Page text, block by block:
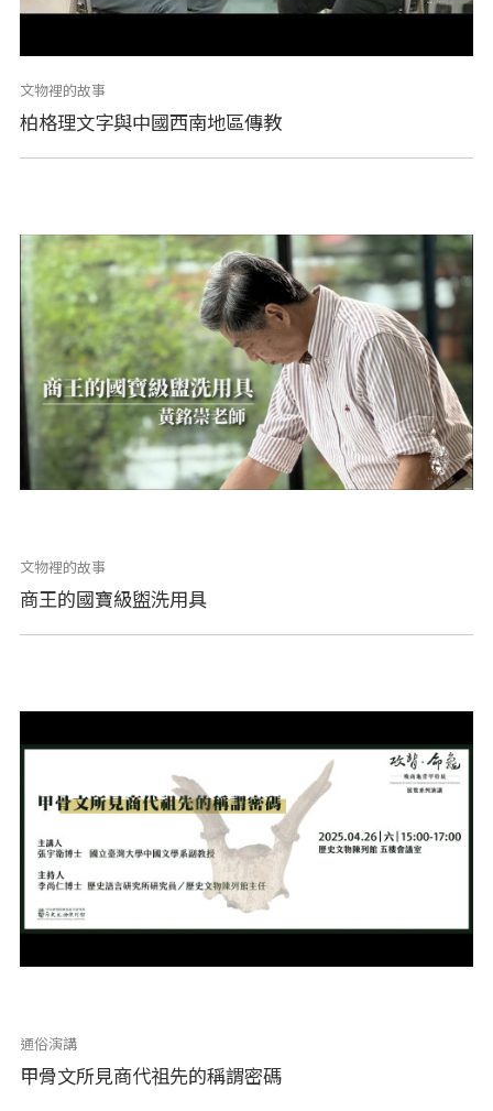
文物裡的故事
柏格理文字與中國西南地區傳教
文物裡的故事
商王的國寶級盥洗用具
通俗演講
甲骨文所見商代祖先的稱謂密碼